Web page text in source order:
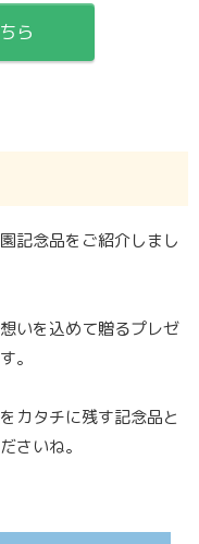
ら
記念品をご紹介しまし
いを込めて贈るプレゼ
。
カタチに残す記念品と
さいね。